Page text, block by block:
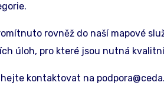
rovněž do naší mapové
úloh, pro které jsou nutná
kontaktovat na